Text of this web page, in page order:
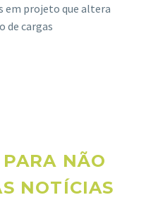
em projeto que altera
de cargas
NÃO
NOTÍCIAS